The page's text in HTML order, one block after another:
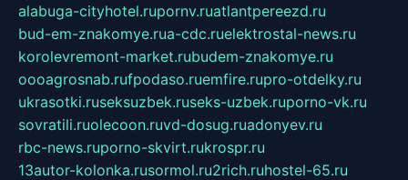
alabuga-cityhotel.rupornv.ruatlantpereezd.ru
bud-em-znakomye.rua-cdc.ruelektrostal-news.ru
korolevremont-market.rubudem-znakomye.ru
oooagrosnab.rufpodaso.ruemfire.rupro-otdelky.ru
ukrasotki.ruseksuzbek.ruseks-uzbek.ruporno-vk.ru
sovratili.ruolecoon.ruvd-dosug.ruadonyev.ru
rbc-news.ruporno-skvirt.rukrospr.ru
13autor-kolonka.rusormol.ru2rich.ruhostel-65.ru